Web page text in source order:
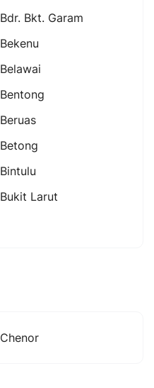
Bdr. Bkt. Garam
Bekenu
Belawai
Bentong
Beruas
Betong
Bintulu
Bukit Larut
Chenor